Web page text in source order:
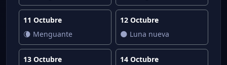
11 Octubre
🌘 Menguante
12 Octubre
🌑 Luna nueva
13 Octubre
14 Octubre